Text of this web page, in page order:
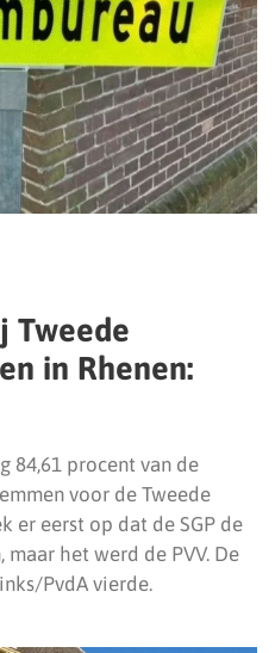
Tweede
in Rhenen:
84,61 procent van de
voor de Tweede
er eerst op dat de SGP de
het werd de PVV. De
PvdA vierde.